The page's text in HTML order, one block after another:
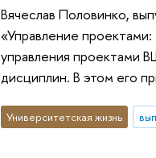
Вячеслав Половинко,
«Управление
управления проектами
дисциплин. В этом его
Университетская жизнь